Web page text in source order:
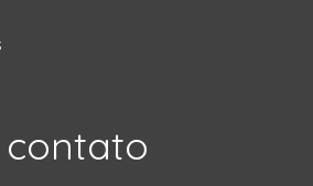
contato